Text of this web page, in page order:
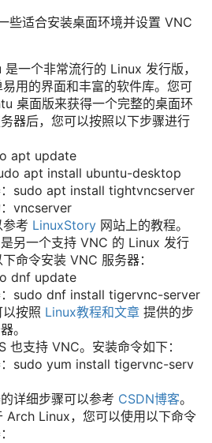
些适合安装桌面环境并设置 VNC
一个非常流行的 Linux 发行版，
用的界面和丰富的软件库。您可
桌面版来获得一个完整的桌面环
器后，您可以按照以下步骤进行
apt update
apt install ubuntu-desktop
：sudo apt install tightvncserver
vncserver
考 LinuxStory 网站上的教程。
另一个支持 VNC 的 Linux 发行
命令安装 VNC 服务器：
dnf update
：sudo dnf install tigervnc-server
按照 Linux教程和文章 提供的步
。
也支持 VNC。安装命令如下：
：sudo yum install tigervnc-serv
详细步骤可以参考 CSDN博客。
Arch Linux，您可以使用以下命令